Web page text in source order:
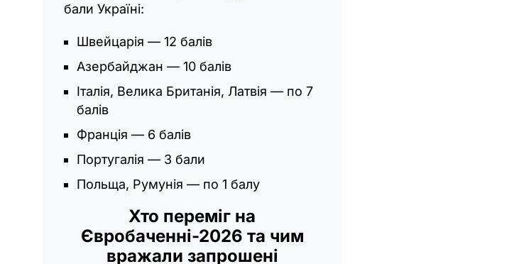
бали Україні:
Швейцарія — 12 балів
Азербайджан — 10 балів
Італія, Велика Британія, Латвія — по 7
балів
Франція — 6 балів
Португалія — 3 бали
Польща, Румунія — по 1 балу
Хто переміг на
Євробаченні-2026 та чим
вражали запрошені